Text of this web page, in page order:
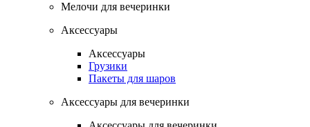
Мелочи для вечеринки
Аксессуары
Аксессуары
Грузики
Пакеты для шаров
Аксессуары для вечеринки